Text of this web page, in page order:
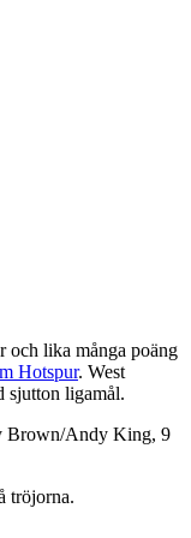
och lika många poäng
Hotspur. West
sjutton ligamål.
Brown/Andy King, 9
tröjorna.